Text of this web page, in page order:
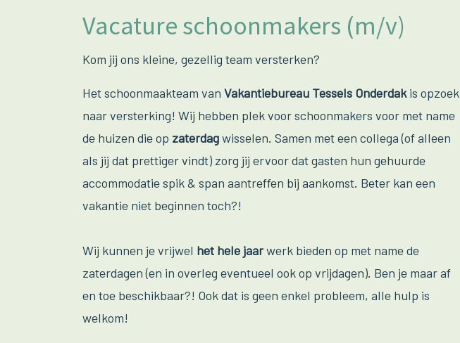
Vacature schoonmakers (m/v)
Kom jij ons kleine, gezellig team versterken?
Het schoonmaakteam van Vakantiebureau Tessels Onderdakis opzoek
naar versterking! Wij hebben plek voor schoonmakers voor met name
de huizen die op zaterdagwisselen. Samen met een collega (of alleen
als jij dat prettiger vindt) zorg jij ervoor dat gasten hun gehuurde
accommodatie spik & span aantreffen bij aankomst. Beter kan een
vakantie niet beginnen toch?!
Wij kunnen je vrijwel het hele jaarwerk bieden op met name de
zaterdagen (en in overleg eventueel ook op vrijdagen). Ben je maar af
en toe beschikbaar?! Ook dat is geen enkel probleem, alle hulp is
welkom!